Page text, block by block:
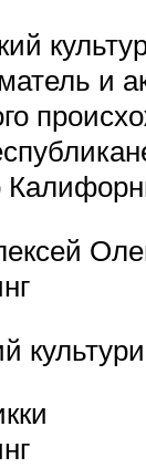
и